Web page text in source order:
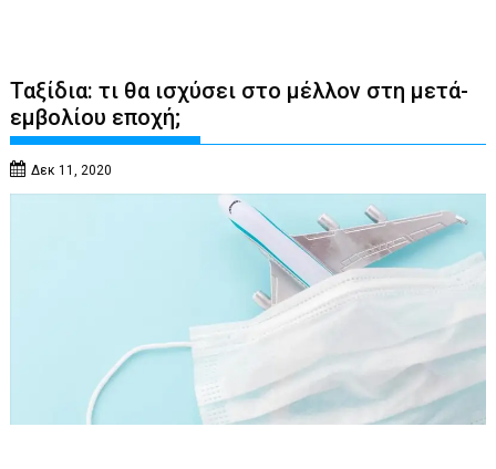
Ταξίδια: τι θα ισχύσει στο μέλλον στη μετά-
εμβολίου εποχή;
Δεκ 11, 2020